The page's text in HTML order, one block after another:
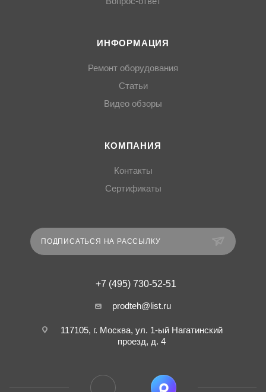
ИНФОРМАЦИЯ
Ремонт оборудования
Статьи
Видео обзоры
КОМПАНИЯ
Контакты
Сертификаты
ПОДПИСАТЬСЯ НА РАССЫЛКУ
+7 (495) 730-52-51
prodteh@list.ru
117105, г. Москва, ул. 1-ый Нагатинский
проезд, д. 4